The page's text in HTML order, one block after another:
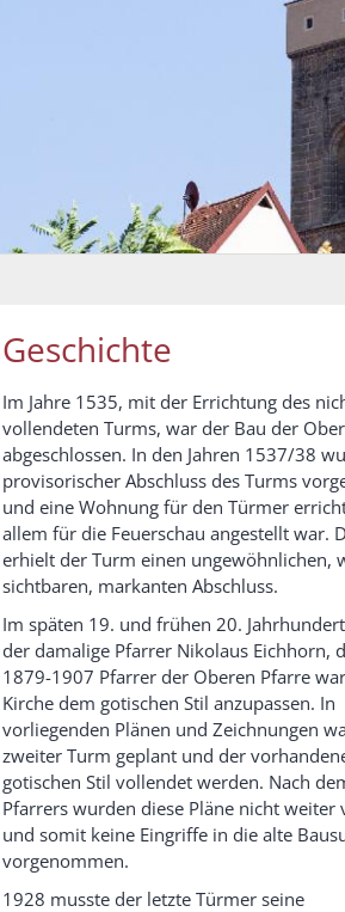
Geschichte
Im Jahre 1535, mit der Errichtung des
vollendeten Turms, war der Bau der
abgeschlossen. In den Jahren 1537/38
provisorischer Abschluss des Turms
und eine Wohnung für den Türmer
allem für die Feuerschau angestellt war.
erhielt der Turm einen ungewöhnlichen,
sichtbaren, markanten Abschluss.
Im späten 19. und frühen 20.
der damalige Pfarrer Nikolaus Eichhorn,
1879-1907 Pfarrer der Oberen Pfarre
Kirche dem gotischen Stil anzupassen. In
vorliegenden Plänen und Zeichnungen
zweiter Turm geplant und der
gotischen Stil vollendet werden. Nach
Pfarrers wurden diese Pläne nicht weiter
und somit keine Eingriffe in die alte
vorgenommen.
1928 musste der letzte Türmer seine